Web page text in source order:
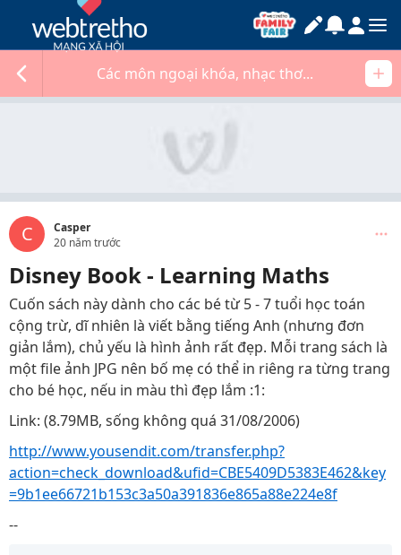
Các môn ngoại khóa, nhạc thơ...
C
Casper
20 năm trước
Disney Book - Learning Maths
Cuốn sách này dành cho các bé từ 5 - 7 tuổi học toán
cộng trừ, dĩ nhiên là viết bằng tiếng Anh (nhưng đơn
giản lắm), chủ yếu là hình ảnh rất đẹp. Mỗi trang sách là
một file ảnh JPG nên bố mẹ có thể in riêng ra từng trang
cho bé học, nếu in màu thì đẹp lắm :1:
Link: (8.79MB, sống không quá 31/08/2006)
http://www.yousendit.com/transfer.php?
action=check_download&ufid=CBE5409D5383E462&key
=9b1ee66721b153c3a50a391836e865a88e224e8f
--